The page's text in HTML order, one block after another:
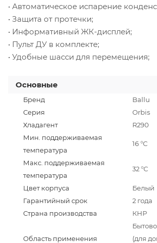
• Автоматическое испарение
• Защита от протечки;
• Информативный ЖК-дисплей;
• Пульт ДУ в комплекте;
• Удобные шасси для перемещения;
Основные
Бренд
Ballu
Серия
Orbis
Хладагент
R290
Мин. поддерживаемая
температура
16 °С
Макс. поддерживаемая
температура
32 °С
Цвет корпуса
Белый
Гарантийный срок
2 года
Страна производства
КНР
Область применения
(для